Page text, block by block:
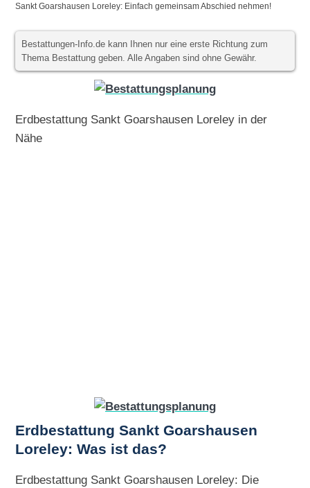
Sankt Goarshausen Loreley: Einfach gemeinsam Abschied nehmen!
Bestattungen-Info.de kann Ihnen nur eine erste Richtung zum
Thema Bestattung geben. Alle Angaben sind ohne Gewähr.
Erdbestattung Sankt Goarshausen Loreley in der
Nähe
Erdbestattung Sankt Goarshausen
Loreley: Was ist das?
Erdbestattung Sankt Goarshausen Loreley: Die